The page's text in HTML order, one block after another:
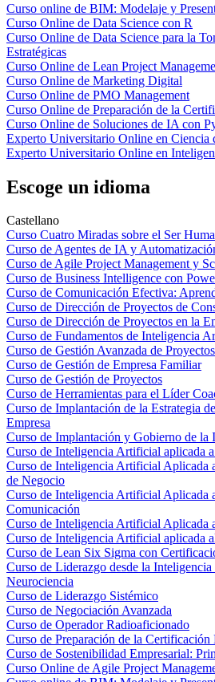
Curso online de BIM: Modelaje y
Curso Online de Data Science con R
Curso Online de Data Science para la
Estratégicas
Curso Online de Lean Project
Curso Online de Marketing Digital
Curso Online de PMO Management
Curso Online de Preparación de la
Curso Online de Soluciones de IA con
Experto Universitario Online en Ciencia
Experto Universitario Online en
Escoge un idioma
Castellano
Curso Cuatro Miradas sobre el Ser
Curso de Agentes de IA y
Curso de Agile Project Management y
Curso de Business Intelligence con
Curso de Comunicación Efectiva:
Curso de Dirección de Proyectos de
Curso de Dirección de Proyectos en la
Curso de Fundamentos de Inteligencia
Curso de Gestión Avanzada de Proyectos
Curso de Gestión de Empresa Familiar
Curso de Gestión de Proyectos
Curso de Herramientas para el Líder
Curso de Implantación de la Estrategia
Empresa
Curso de Implantación y Gobierno de
Curso de Inteligencia Artificial aplicada
Curso de Inteligencia Artificial Aplicada
de Negocio
Curso de Inteligencia Artificial Aplicada
Comunicación
Curso de Inteligencia Artificial Aplicada
Curso de Inteligencia Artificial aplicada
Curso de Lean Six Sigma con
Curso de Liderazgo desde la
Neurociencia
Curso de Liderazgo Sistémico
Curso de Negociación Avanzada
Curso de Operador Radioaficionado
Curso de Preparación de la
Curso de Sostenibilidad Empresarial:
Curso Online de Agile Project